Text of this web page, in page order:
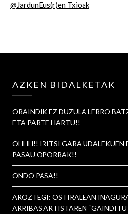
@JardunEus(r)en Txioak
AZKEN BIDALKETAK
ORAINDIK EZ DUZULA LERRO
ETA PARTE HARTU!!
OHHH!! IRITSI GARA UDALEKUEN
PASAU OPORRAK!!
ONDO PASA!!
AROZTEGI: OSTIRALEAN
ARRIBAS ARTISTAREN